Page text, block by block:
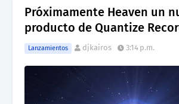
Próximamente Heaven un
producto de Quantize
Lanzamientos djkairos 3:14 p.m.